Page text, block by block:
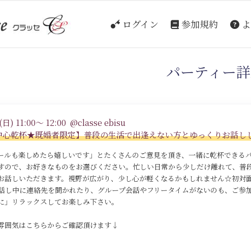
ログイン 参加規約
パーティー
) 11:00～ 12:00 @classe ebisu
心乾杯★既婚者限定】普段の生活で出逢えない方とゆっくりお話し
ルも楽しめたら嬉しいです」とたくさんのご意見を頂き、一緒に乾杯でき
ので、お好きなものをお選びください。忙しい日常から少しだけ離れて、
話しいただきます。視野が広がり、少し心が軽くなるかもしれません☆初対
し中に連絡先を聞かれたり、グループ会話やフリータイムがないのも、ご
」リラックスしてお楽しみ下さい。
囲気はこちらからご確認頂けます↓